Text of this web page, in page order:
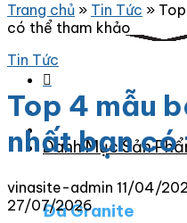
Danh Mục Sản
Đá Granite
Trang chủ » Tin Tức »
có thể tham khảo
Tin Tức
Top 4 mẫu
nhất bạn
vinasite-admin 11/04/
27/07/2026